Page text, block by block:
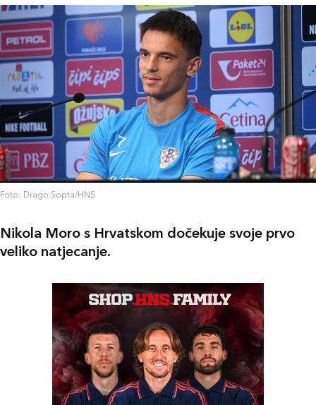
Foto: Drago Sopta/HNS
Nikola Moro s Hrvatskom dočekuje svoje prvo
veliko natjecanje.